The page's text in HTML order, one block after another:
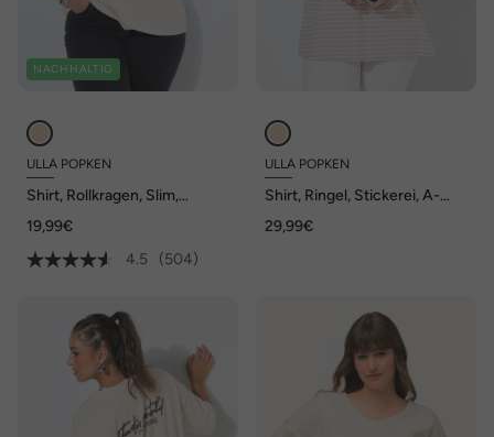
NACHHALTIG
ULLA POPKEN
Shirt, Rollkragen, Slim,
19,99€
4.5
(504)
ULLA POPKEN
Shirt, Ringel, Stickerei, A-
29,99€